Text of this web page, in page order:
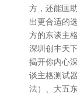
方，还能匡
出更合适的
方的东谈主
深圳创丰天
揭开你内心
谈主格测试
法）、大五